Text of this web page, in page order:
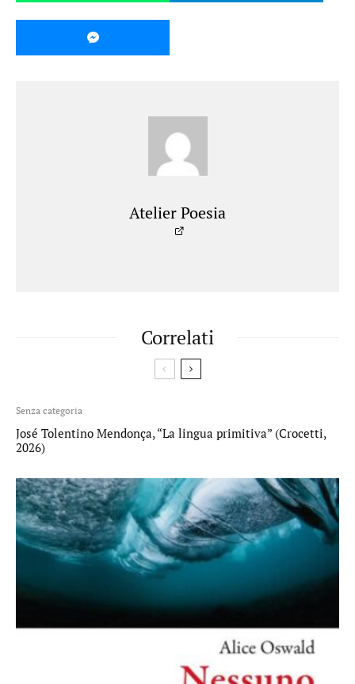
Atelier Poesia
Correlati
Senza categoria
José Tolentino Mendonça, “La lingua primitiva” (Crocetti,
2026)